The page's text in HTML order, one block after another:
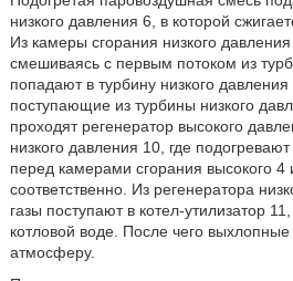
низкого давления 6, в которой
Из камеры сгорания низкого
смешиваясь с первым потоком из
попадают в турбину низкого
поступающие из турбины низкого
проходят регенератор высокого
низкого давления 10, где
перед камерами сгорания высокого 4
соответственно. Из регенератора
газы поступают в котел-утилизатор
котловой воде. После чего
атмосферу.